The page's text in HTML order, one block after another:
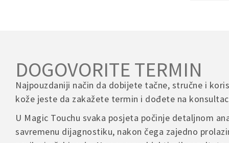
POVRATI I
Ukoliko
– Povrat
–
Telefon
00 387 60 3
Radno
Rado
Your
Your
DOGOVORITE TERMIN
Najpouzdaniji način da dobijete tačne, stručne i
kože jeste da zakažete termin i dođete na
U Magic Touchu svaka posjeta počinje detaljnom
savremenu dijagnostiku, nakon čega zajedno